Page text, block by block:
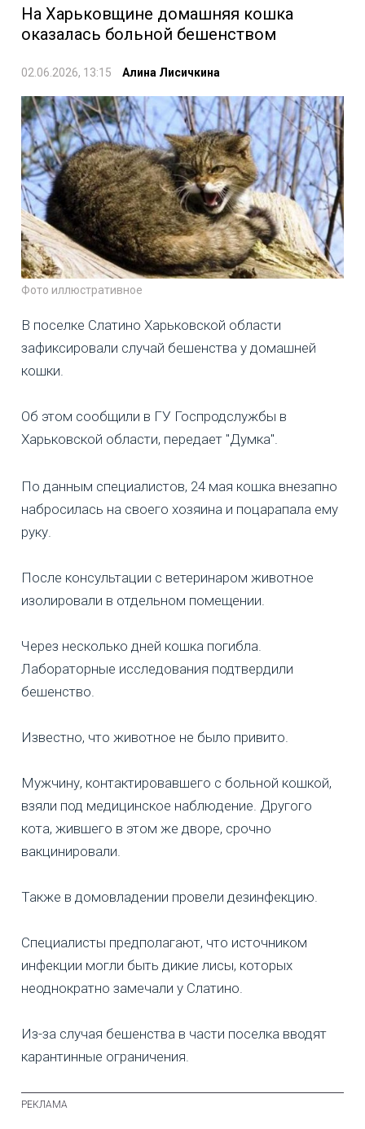
На Харьковщине домашняя кошка
оказалась больной бешенством
02.06.2026, 13:15 Алина Лисичкина
Фото иллюстративное
В поселке Слатино Харьковской области
зафиксировали случай бешенства у домашней
кошки.
Об этом сообщили в ГУ Госпродслужбы в
Харьковской области, передает "Думка".
По данным специалистов, 24 мая кошка внезапно
набросилась на своего хозяина и поцарапала ему
руку.
После консультации с ветеринаром животное
изолировали в отдельном помещении.
Через несколько дней кошка погибла.
Лабораторные исследования подтвердили
бешенство.
Известно, что животное не было привито.
Мужчину, контактировавшего с больной кошкой,
взяли под медицинское наблюдение. Другого
кота, жившего в этом же дворе, срочно
вакцинировали.
Также в домовладении провели дезинфекцию.
Специалисты предполагают, что источником
инфекции могли быть дикие лисы, которых
неоднократно замечали у Слатино.
Из-за случая бешенства в части поселка вводят
карантинные ограничения.